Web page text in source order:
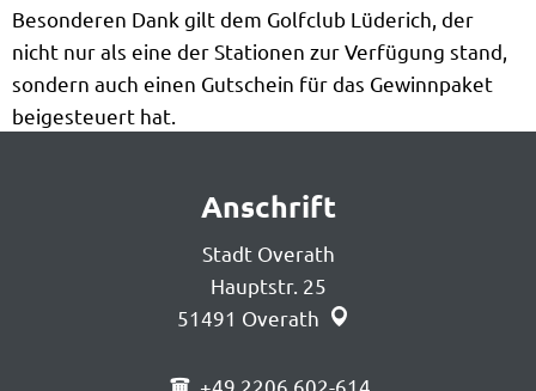
Besonderen Dank gilt dem Golfclub Lüderich, der
nicht nur als eine der Stationen zur Verfügung stand,
sondern auch einen Gutschein für das Gewinnpaket
beigesteuert hat.
Anschrift
Stadt Overath
Hauptstr. 25
51491 Overath
+49 2206 602-614